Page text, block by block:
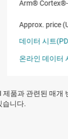
제품과 관련된 매개
습니다.